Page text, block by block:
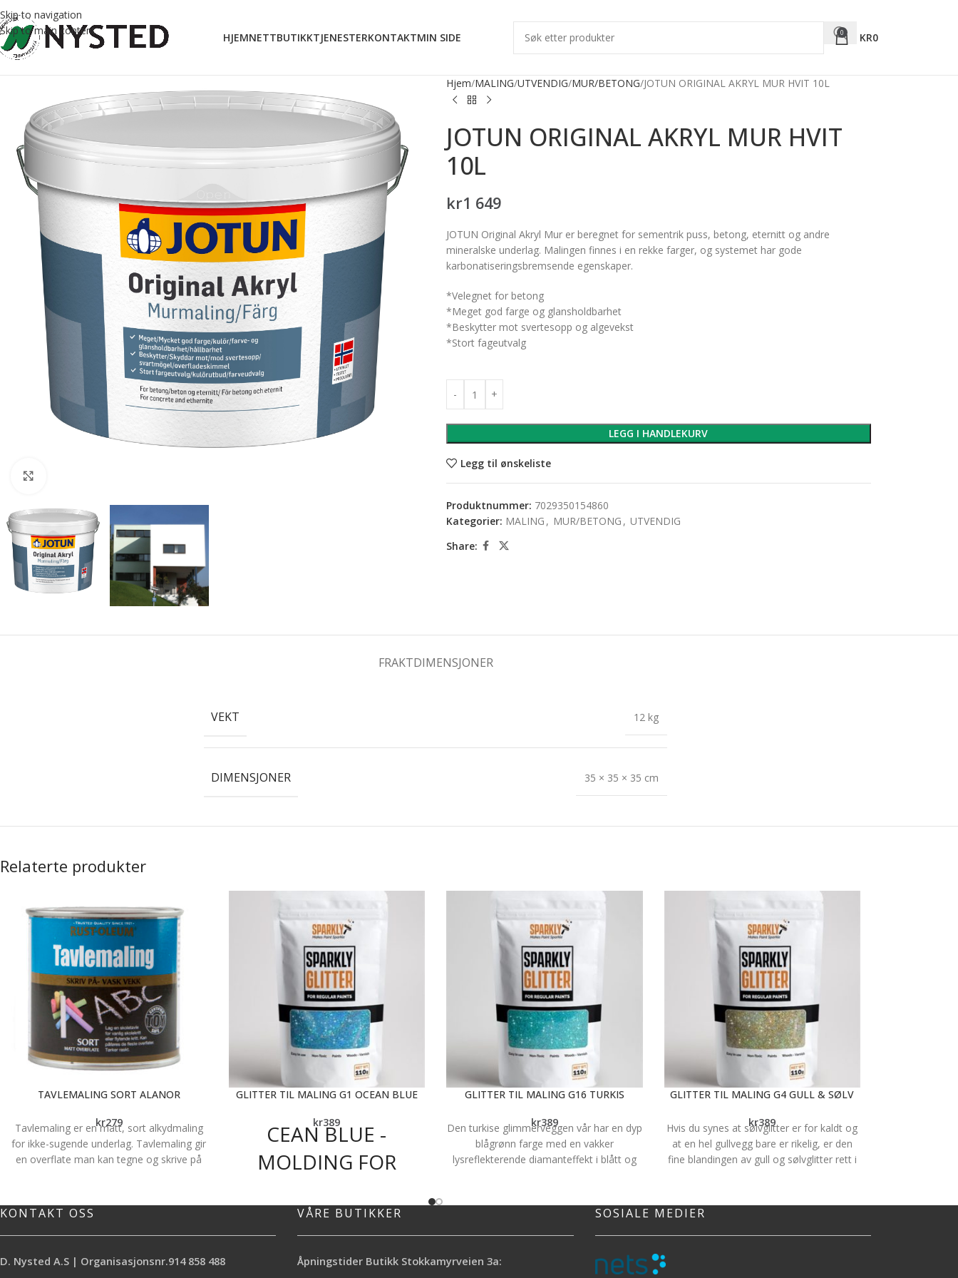
Skip to navigation
Skip to main content
HJEMNETTBUTIKKTJENESTERKONTAKTMIN SIDE 0 KR0
Hjem MALING UTVENDIG MUR/BETONG JOTUN ORIGINAL AKRYL MUR HVIT 10L
JOTUN ORIGINAL AKRYL MUR HVIT
10L
kr1 649
JOTUN Original Akryl Mur er beregnet for sementrik puss, betong, eternitt og andre
mineralske underlag. Malingen finnes i en rekke farger, og systemet har gode
karbonatiseringsbremsende egenskaper.
*Velegnet for betong
*Meget god farge og glansholdbarhet
*Beskytter mot svertesopp og algevekst
*Stort fageutvalg
LEGG I HANDLEKURV
Legg til ønskeliste
Produktnummer: 7029350154860
Kategorier: MALING , MUR/BETONG , UTVENDIG
Share:
FRAKTDIMENSJONER
VEKT 12 kg
DIMENSJONER 35 × 35 × 35 cm
Relaterte produkter
TAVLEMALING SORT ALANOR
kr279
Tavlemaling er en matt, sort alkydmaling
for ikke-sugende underlag. Tavlemaling gir
en overflate man kan tegne og skrive på
GLITTER TIL MALING G1 OCEAN BLUE
kr389
CEAN BLUE -
MOLDING FOR
REGNEBUE EFFEKT-
110G
GLITTER TIL MALING G16 TURKIS
kr389
Den turkise glimmerveggen vår har en dyp
blågrønn farge med en vakker
lysreflekterende diamanteffekt i blått og
er basefargen som er den tydeligste
fargen i glitteret. Hvordan fargene i
glitteret fremstår vil blant annet påvirkes
av lys i rommet og malingsfargen du
blander det i. Glitteret blander du i
GLITTER TIL MALING G4 GULL & SØLV
kr389
Hvis du synes at sølvglitter er for kaldt og
at en hel gullvegg bare er rikelig, er den
fine blandingen av gull og sølvglitter rett i
Glitteret gir litt multicolor/regnbuefarget
effekt, men det er basefargen som er den
tydeligste fargen i glitteret. Hvordan
påvirkes av lys i rommet og malingsfargen
KONTAKT OSS
D. Nysted A.S | Organisasjonsnr.914 858 488
VÅRE BUTIKKER
Åpningstider Butikk Stokkamyrveien 3a:
SOSIALE MEDIER